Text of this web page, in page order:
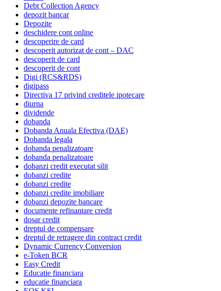
Debt Collection Agency
depozit bancar
Depozite
deschidere cont online
descoperire de card
descoperit autorizat de cont – DAC
descoperit de card
descoperit de cont
Digi (RCS&RDS)
digipass
Directiva 17 privind creditele ipotecare
diurna
dividende
dobanda
Dobanda Anuala Efectiva (DAE)
Dobanda legala
dobanda penalizatoare
dobanda penalizatoare
dobanzi credit executat silit
dobanzi credite
dobanzi credite
dobanzi credite imobiliare
dobanzi depozite bancare
documente refinantare credit
dosar credit
dreptul de compensare
dreptul de retragere din contract credit
Dynamic Currency Conversion
e-Token BCR
Easy Credit
Educatie financiara
educatie financiara